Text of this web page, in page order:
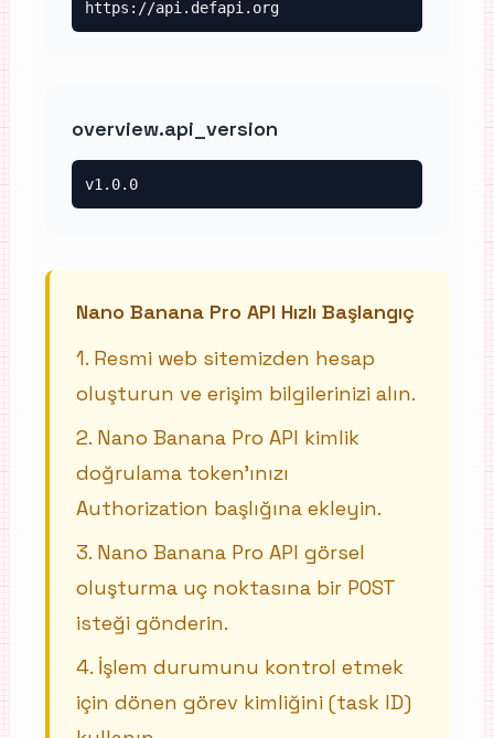
https://api.defapi.org
overview.api_version
v1.0.0
Nano Banana Pro API Hızlı Başlangıç
1. Resmi web sitemizden hesap
oluşturun ve erişim bilgilerinizi alın.
2. Nano Banana Pro API kimlik
doğrulama token'ınızı
Authorization başlığına ekleyin.
3. Nano Banana Pro API görsel
oluşturma uç noktasına bir POST
isteği gönderin.
4. İşlem durumunu kontrol etmek
için dönen görev kimliğini (task ID)